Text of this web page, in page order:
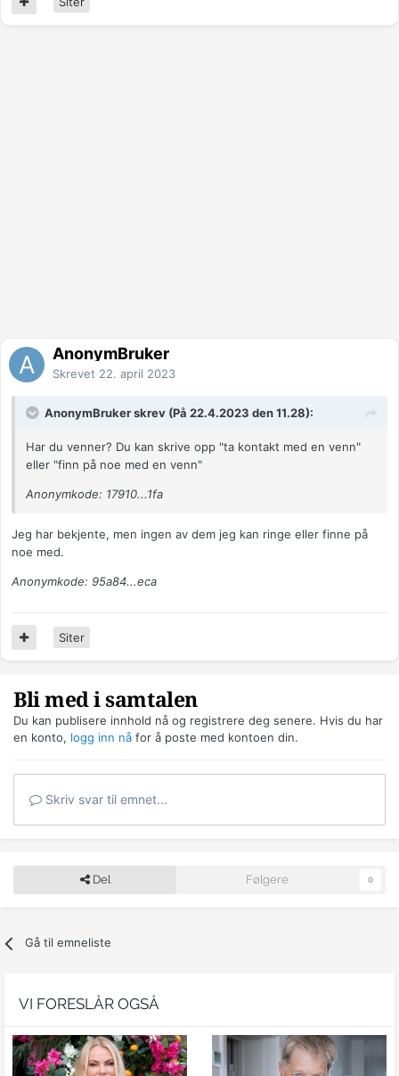
AnonymBruker
Skrevet 22. april 2023
AnonymBruker skrev (På 22.4.2023 den 11.28):
Har du venner? Du kan skrive opp "ta kontakt med en venn"
eller "finn på noe med en venn"
Anonymkode: 17910...1fa
Jeg har bekjente, men ingen av dem jeg kan ringe eller finne på
noe med.
Anonymkode: 95a84...eca
Siter
Bli med i samtalen
Du kan publisere innhold nå og registrere deg senere. Hvis du har
en konto, logg inn nå for å poste med kontoen din.
Skriv svar til emnet...
Del Følgere 0
Gå til emneliste
VI FORESLÅR OGSÅ